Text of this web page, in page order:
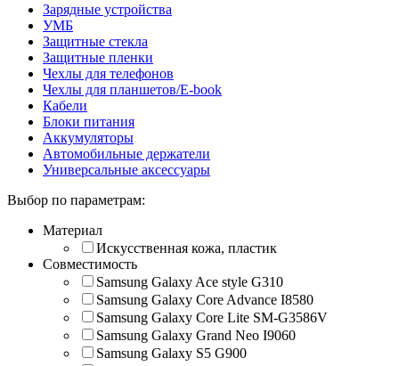
Зарядные устройства
УМБ
Защитные стекла
Защитные пленки
Чехлы для телефонов
Чехлы для планшетов/E-book
Кабели
Блоки питания
Аккумуляторы
Автомобильные держатели
Универсальные аксессуары
Выбор по параметрам:
Материал
Искусственная кожа, пластик
Совместимость
Samsung Galaxy Ace style G310
Samsung Galaxy Core Advance I8580
Samsung Galaxy Core Lite SM-G3586V
Samsung Galaxy Grand Neo I9060
Samsung Galaxy S5 G900